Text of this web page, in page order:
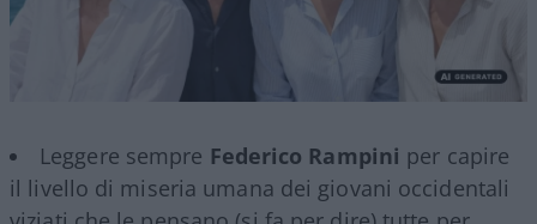
Leggere sempre Federico Rampini per capire
il livello di miseria umana dei giovani occidentali